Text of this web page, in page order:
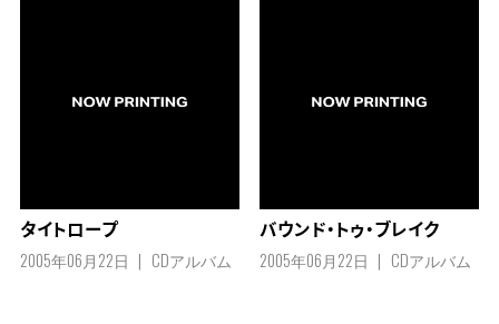
タイトロープ
2005年06月22日 CDアルバム
バウンド・トゥ・ブレイク
2005年06月22日 CDアルバム